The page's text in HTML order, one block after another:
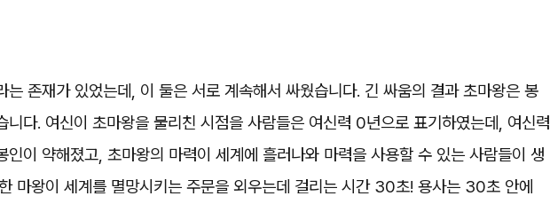
는 존재가 있었는데, 이 둘은 서로 계속해서 싸웠습니다. 긴 싸움의 결과 초마왕은 봉
니다. 여신이 초마왕을 물리친 시점을 사람들은 여신력 0년으로 표기하였는데, 여신력
이 약해졌고, 초마왕의 마력이 세계에 흘러나와 마력을 사용할 수 있는 사람들이 생
마왕이 세계를 멸망시키는 주문을 외우는데 걸리는 시간 30초! 용사는 30초 안에